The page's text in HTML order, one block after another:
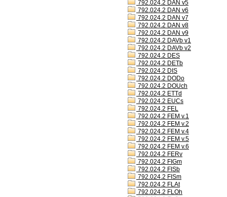
792.024.2 DAN v5
792.024.2 DAN v6
792.024.2 DAN v7
792.024.2 DAN v8
792.024.2 DAN v9
792.024.2 DAVb v1
792.024.2 DAVb v2
792.024.2 DES
792.024.2 DETb
792.024.2 DIS
792.024.2 DODo
792.024.2 DOUch
792.024.2 ETTd
792.024.2 EUCs
792.024.2 FEL
792.024.2 FEM v.1
792.024.2 FEM v.2
792.024.2 FEM v.4
792.024.2 FEM v.5
792.024.2 FEM v.6
792.024.2 FERv
792.024.2 FIGm
792.024.2 FISb
792.024.2 FISm
792.024.2 FLAt
792.024.2 FLOh